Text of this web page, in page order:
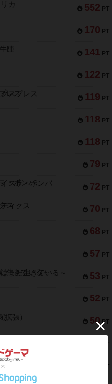
552 PT
カ
170 PT
141 PT
陣
122 PT
119 PT
スプレス
118 PT
118 PT
79 PT
72 PT
スラ・ボンバ
70 PT
ィクス
68 PT
57 PT
53 PT
まだ生きている～
52 PT
50 PT
拡張）
PT
PT
ケット